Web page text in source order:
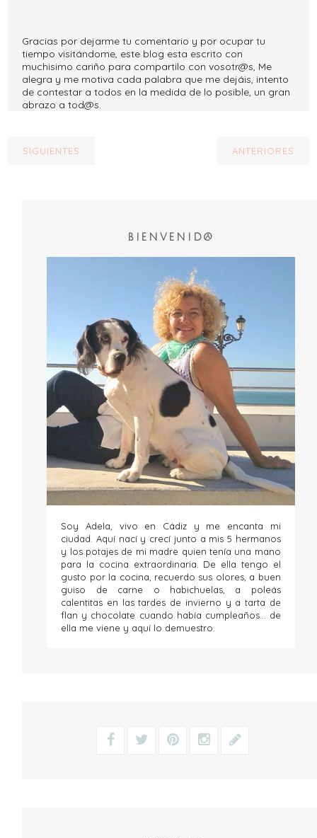
Gracias por dejarme tu comentario y por ocupar tu
tiempo visitándome, este blog esta escrito con
muchisimo cariño para compartilo con vosotr@s, Me
alegra y me motiva cada palabra que me dejáis, intento
de contestar a todos en la medida de lo posible, un gran
abrazo a tod@s.
SIGUIENTES ANTERIORES
BIENVENID@
Soy Adela, vivo en Cádiz y me encanta mi
ciudad. Aquí nací y crecí junto a mis 5 hermanos
y los potajes de mi madre quien tenía una mano
para la cocina extraordinaria. De ella tengo el
gusto por la cocina, recuerdo sus olores, a buen
guiso de carne o habichuelas, a poleás
calentitas en las tardes de invierno y a tarta de
flan y chocolate cuando había cumpleaños... de
ella me viene y aquí lo demuestro.